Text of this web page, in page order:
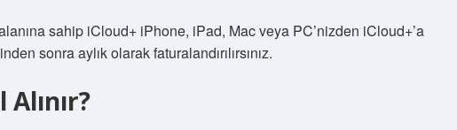
sahip iCloud+ iPhone, iPad, Mac veya PC’nizden iCloud+’a
sonra aylık olarak faturalandırılırsınız.